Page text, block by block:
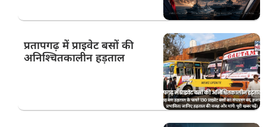
प्रतापगढ़ में प्राइवेट बसों की
अनिश्चितकालीन हड़ताल